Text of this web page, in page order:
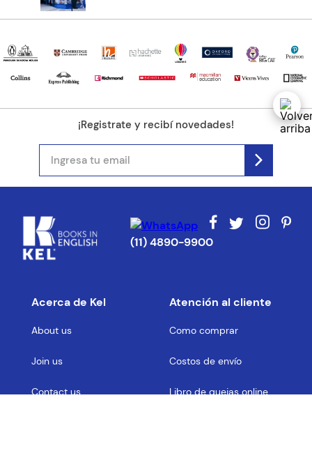
ENVIAR COMENTARIO
¡Registrate y recibí novedades!
(11) 4890-9900
Acerca de Kel
About us
Join us
Contact us
Atención al cliente
Como comprar
Costos de envío
Libro de quejas online